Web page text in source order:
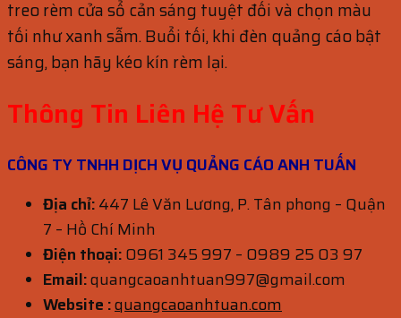
treo rèm cửa sổ cản sáng tuyệt đối và chọn màu
tối như xanh sẫm. Buổi tối, khi đèn quảng cáo bật
sáng, bạn hãy kéo kín rèm lại.
Thông Tin Liên Hệ Tư Vấn
CÔNG TY TNHH DỊCH VỤ QUẢNG CÁO ANH TUẤN
Địa chỉ:447 Lê Văn Lương, P. Tân phong – Quận
7 – Hồ Chí Minh
Điện thoại:0961 345 997 – 0989 25 03 97
Email:quangcaoanhtuan997@gmail.com
Website :quangcaoanhtuan.com